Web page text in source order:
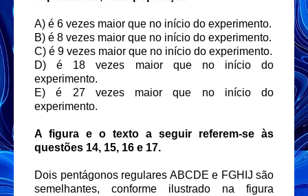
A) é 6 vezes maior que no início do experimento.
B) é 8 vezes maior que no início do experimento.
C) é 9 vezes maior que no início do experimento.
D) é 18 vezes maior que no início do
experimento.
E) é 27 vezes maior que no início do
experimento.
A figura e o texto a seguir referem-se às
questões 14, 15, 16 e 17.
Dois pentágonos regulares ABCDE e FGHIJ são
semelhantes, conforme ilustrado na figura